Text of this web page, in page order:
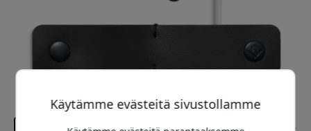
Käytämme evästeitä sivustollamme